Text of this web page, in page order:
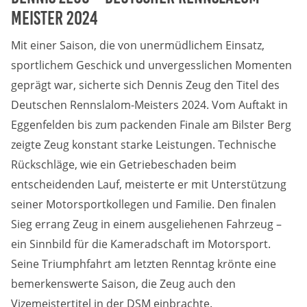
Meister 2024
Mit einer Saison, die von unermüdlichem Einsatz,
sportlichem Geschick und unvergesslichen Momenten
geprägt war, sicherte sich Dennis Zeug den Titel des
Deutschen Rennslalom-Meisters 2024. Vom Auftakt in
Eggenfelden bis zum packenden Finale am Bilster Berg
zeigte Zeug konstant starke Leistungen. Technische
Rückschläge, wie ein Getriebeschaden beim
entscheidenden Lauf, meisterte er mit Unterstützung
seiner Motorsportkollegen und Familie. Den finalen
Sieg errang Zeug in einem ausgeliehenen Fahrzeug –
ein Sinnbild für die Kameradschaft im Motorsport.
Seine Triumphfahrt am letzten Renntag krönte eine
bemerkenswerte Saison, die Zeug auch den
Vizemeistertitel in der DSM einbrachte.
Anbieter:
DMSB
Dieser Cookie speichert Informationen zu
verwendeten Hintergrundbildern der Website.
Cookie Laufzeit:
24 Stunden
Cookie Consent
Name:
cookie_consent
Anbieter:
DMSB